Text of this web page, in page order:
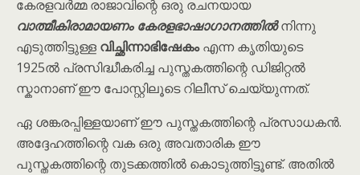
കേരളവർമ്മ രാജാവിന്റെ ഒരു രചനയായ
വാത്മീകിരാമായണം കേരളഭാഷാഗാനത്തിൽനിന്നു
എടുത്തിട്ടുള്ള വിച്ഛിന്നാഭിഷേകംഎന്ന കൃതിയുടെ
1925ൽ പ്രസിദ്ധീകരിച്ച പുസ്തകത്തിന്റെ ഡിജിറ്റൽ
സ്കാനാണ് ഈ പോസ്റ്റിലൂടെ റിലീസ് ചെയ്യുന്നത്.
ഏ ശങ്കരപ്പിള്ളയാണ് ഈ പുസ്തകത്തിന്റെ പ്രസാധകൻ.
അദ്ദേഹത്തിന്റെ വക ഒരു അവതാരിക ഈ
പുസ്തകത്തിന്റെ തുടക്കത്തിൽ കൊടുത്തിട്ടൂണ്ട്. അതിൽ